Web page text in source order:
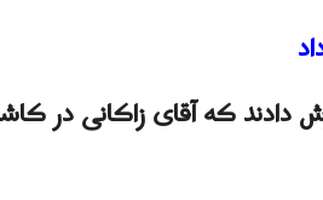
که آقای زاکانی در